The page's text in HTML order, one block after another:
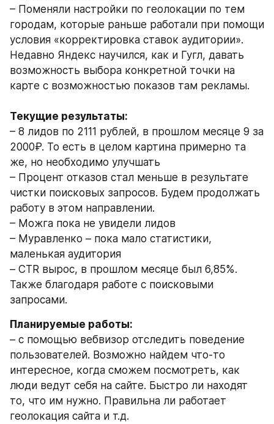
– Поменяли настройки по геолокации по тем
городам, которые раньше работали при помощи
условия «корректировка ставок аудитории».
Недавно Яндекс научился, как и Гугл, давать
возможность выбора конкретной точки на
карте с возможностью показов там рекламы.
Текущие результаты:
– 8 лидов по 2111 рублей, в прошлом месяце 9 за
2000₽. То есть в целом картина примерно та
же, но необходимо улучшать
– Процент отказов стал меньше в результате
чистки поисковых запросов. Будем продолжать
работу в этом направлении.
– Можга пока не увидели лидов
– Муравленко – пока мало статистики,
маленькая аудитория
– CTR вырос, в прошлом месяце был 6,85%.
Также благодаря работе с поисковыми
запросами.
Планируемые работы:
– с помощью вебвизор отследить поведение
пользователей. Возможно найдем что-то
интересное, когда сможем посмотреть, как
люди ведут себя на сайте. Быстро ли находят
то, что им нужно. Правильна ли работает
геолокация сайта и т.д.